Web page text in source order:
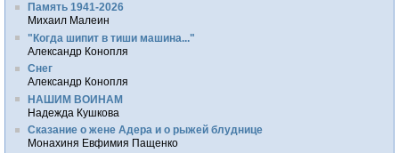
Память 1941-2026
Михаил Малеин
"Когда шипит в тиши машина..."
Александр Конопля
Снег
Александр Конопля
НАШИМ ВОИНАМ
Надежда Кушкова
Сказание о жене Адера и о рыжей блуднице
Монахиня Евфимия Пащенко